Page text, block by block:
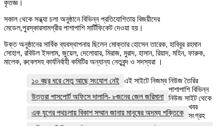
কৃতজ্ঞ।
সকাল থেকে সন্ধ্যা চলা অনুষ্ঠানে বিভিন্ন প্রতিযোগিতায় বিজয়ীদের
মেডেল,পুরস্কারসামগ্রীর পাশাপাশি সার্টিফিকেট দেওয়া হয়।
উক্ত অনুষ্ঠানের সার্বিক ব্যবস্থাপনায় ছিলেন মোক্তার হোসেন তারেক, হাবিবুর রহমান
সোহাগ, রবিউল ইসলাম, জুয়েল, দেলোয়ার, মিরাজ, মুরাদ, হাসান, রিয়াদ, মহিন, ফারুক,
মালেক, রুবেলসহ কার্যনির্বাহী কমিটির অন্যান্য নেতৃবৃন্দ ও সদস্যরা ।
১০ বছর ধরে সেতু আছে সংযোগ নেই
উত্তরা পাসপোর্ট অফিসে দালালি- ৮জনের জেল জরিমানা
এক যুগের পথচলায় বিকাশ সম্মান জানায় মানুষের অদম্য শক্তিকে
এই সাইটে নিজম্ব নিউজ তৈরির
পাশাপাশি বিভিন্ন
নিউজ সাইট থেকে
খবর
সংগ্রহ